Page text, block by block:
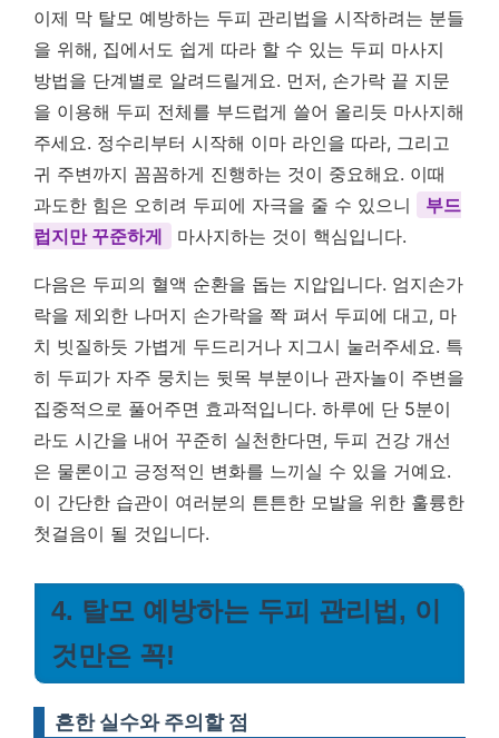
이제 막 탈모 예방하는 두피 관리법을 시작하려는 분들
을 위해, 집에서도 쉽게 따라 할 수 있는 두피 마사지
방법을 단계별로 알려드릴게요. 먼저, 손가락 끝 지문
을 이용해 두피 전체를 부드럽게 쓸어 올리듯 마사지해
주세요. 정수리부터 시작해 이마 라인을 따라, 그리고
귀 주변까지 꼼꼼하게 진행하는 것이 중요해요. 이때
과도한 힘은 오히려 두피에 자극을 줄 수 있으니
부드
럽지만 꾸준하게
마사지하는 것이 핵심입니다.
다음은 두피의 혈액 순환을 돕는 지압입니다. 엄지손가
락을 제외한 나머지 손가락을 쫙 펴서 두피에 대고, 마
치 빗질하듯 가볍게 두드리거나 지그시 눌러주세요. 특
히 두피가 자주 뭉치는 뒷목 부분이나 관자놀이 주변을
집중적으로 풀어주면 효과적입니다. 하루에 단 5분이
라도 시간을 내어 꾸준히 실천한다면, 두피 건강 개선
은 물론이고 긍정적인 변화를 느끼실 수 있을 거예요.
이 간단한 습관이 여러분의 튼튼한 모발을 위한 훌륭한
첫걸음이 될 것입니다.
4. 탈모 예방하는 두피 관리법, 이
것만은 꼭!
흔한 실수와 주의할 점